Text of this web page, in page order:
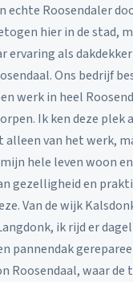
echte Roosendaler
hier in de stad,
ervaring als
Ons bedrijf
werk in heel
Ik ken deze plek
alleen van het werk,
hele leven woon
gezelligheid en
Van de wijk
ik rijd er
pannendak
Roosendaal, waar de